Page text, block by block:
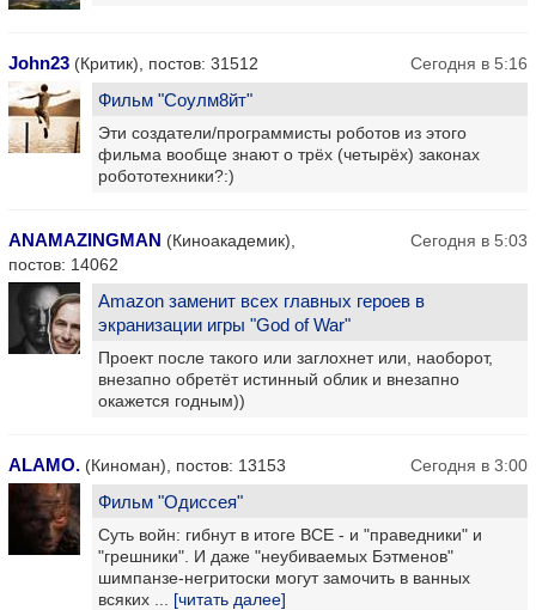
John23 (Критик), постов: 31512 Сегодня в 5:16
Фильм "Соулм8йт"
Эти создатели/программисты роботов из этого
фильма вообще знают о трёх (четырёх) законах
робототехники?:)
ANAMAZINGMAN (Киноакадемик),
постов: 14062
Сегодня в 5:03
Amazon заменит всех главных героев в
экранизации игры "God of War"
Проект после такого или заглохнет или, наоборот,
внезапно обретёт истинный облик и внезапно
окажется годным))
ALAMO. (Киноман), постов: 13153 Сегодня в 3:00
Фильм "Одиссея"
Суть войн: гибнут в итоге ВСЕ - и "праведники" и
"грешники". И даже "неубиваемых Бэтменов"
шимпанзе-негритоски могут замочить в ванных
всяких ... [читать далее]